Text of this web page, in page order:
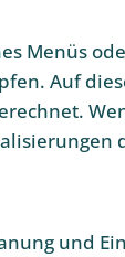
Menüs
Auf
und